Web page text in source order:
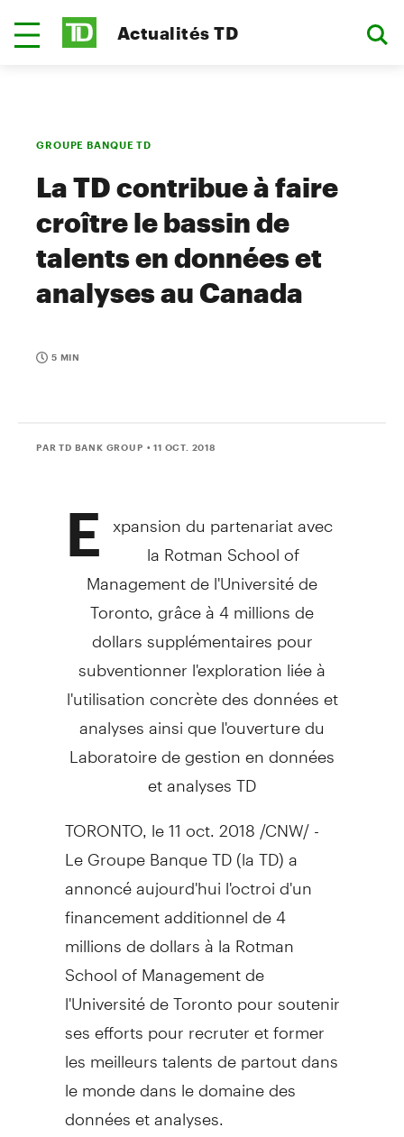
Actualités TD
GROUPE BANQUE TD
La TD contribue à faire
croître le bassin de
talents en données et
analyses au Canada
5 MIN
PAR TD BANK GROUP • 11 OCT. 2018
E xpansion du partenariat avec
laRotman Schoolof
Management de l'Université de
Toronto , grâce à 4 millions de
dollars supplémentaires pour
subventionner l'exploration liée à
l'utilisation concrète des données et
analyses ainsi que l'ouverture du
Laboratoire de gestion en données
et analyses TD
TORONTO, le 11 oct. 2018 /CNW/ -
Le Groupe Banque TD(la TD) a
annoncé aujourd'hui l'octroi d'un
financement additionnel de 4
millions de dollars à laRotman
Schoolof Management de
l'Université deTorontopour soutenir
ses efforts pour recruter et former
les meilleurs talents de partout dans
le monde dans le domaine des
données et analyses.